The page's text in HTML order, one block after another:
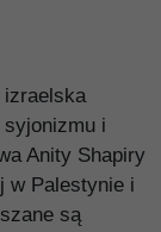
izraelska
i
Anity Shapiry
w Palestynie i
są